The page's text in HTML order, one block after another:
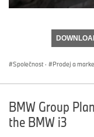
Společnost · Prodej a
BMW Group
the BMW i3